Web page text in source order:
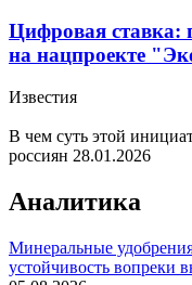
Цифровая ставка:
на нацпроекте
Известия
В чем суть этой
россиян 28.01.2026
Аналитика
Минеральные
устойчивость вопреки